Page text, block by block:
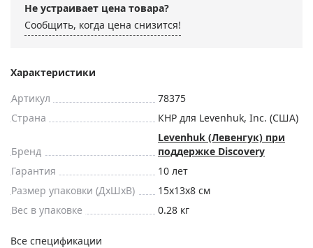
Не устраивает цена товара?
Сообщить, когда цена снизится!
Характеристики
Артикул
78375
Страна
КНР для Levenhuk, Inc. (США)
Бренд
Levenhuk (Левенгук) при
поддержке Discovery
Гарантия
10 лет
Размер упаковки (ДxШxВ)
15x13x8 см
Вес в упаковке
0.28 кг
Все спецификации